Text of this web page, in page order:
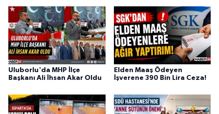
Uluborlu'da MHP İlçe
Başkanı Ali İhsan Akar Oldu
Elden Maaş Ödeyen
İşverene 390 Bin Lira Ceza!